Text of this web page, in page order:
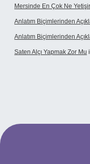
Mersinde En Çok Ne Yetişir
Anlatım Biçimlerinden
Anlatım Biçimlerinden
Saten Alçı Yapmak Zor Mu